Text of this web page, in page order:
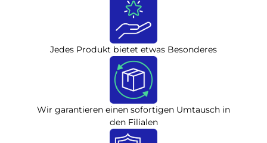
Jedes Produkt bietet etwas Besonderes
Wir garantieren einen sofortigen Umtausch in
den Filialen